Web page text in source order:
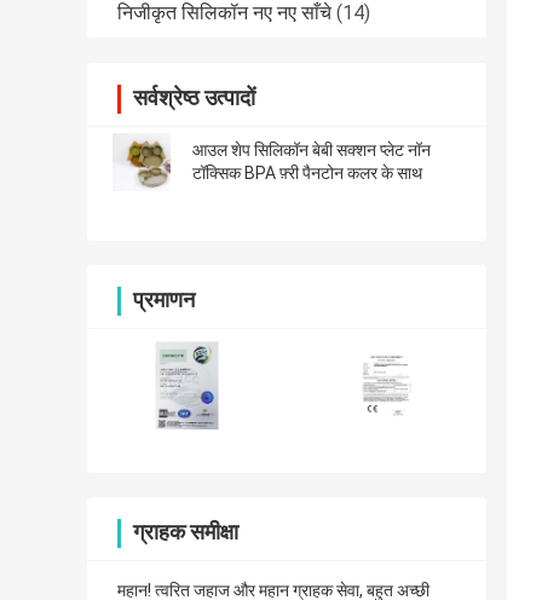
निजीकृत सिलिकॉन नए नए साँचे (14)
सर्वश्रेष्ठ उत्पादों
आउल शेप सिलिकॉन बेबी सक्शन प्लेट नॉन
टॉक्सिक BPA फ़्री पैनटोन कलर के साथ
प्रमाणन
ग्राहक समीक्षा
महान! त्वरित जहाज और महान ग्राहक सेवा, बहुत अच्छी